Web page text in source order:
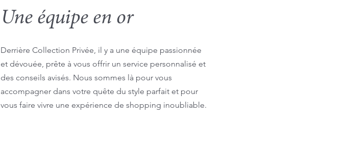
Une équipe en or
Derrière Collection Privée, il y a une équipe passionnée
et dévouée, prête à vous offrir un service personnalisé et
des conseils avisés. Nous sommes là pour vous
accompagner dans votre quête du style parfait et pour
vous faire vivre une expérience de shopping inoubliable.